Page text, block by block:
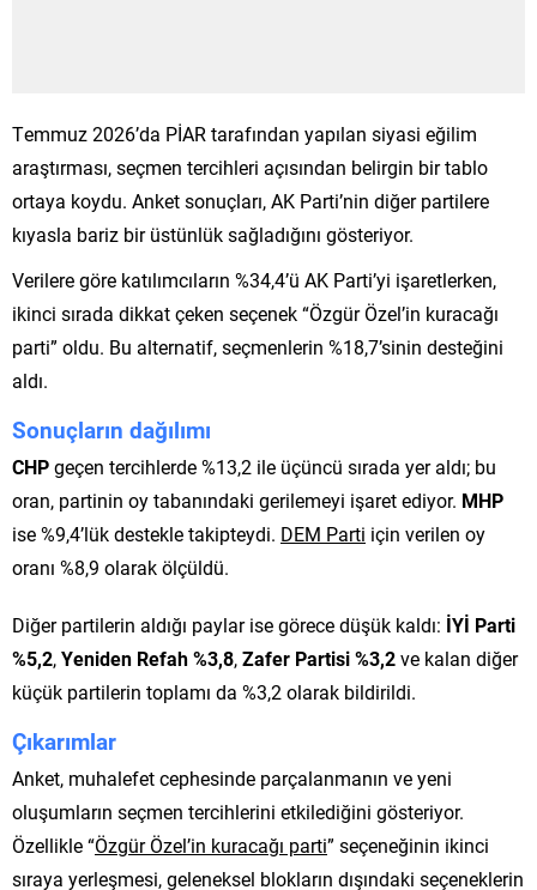
Temmuz 2026’da PİAR tarafından yapılan siyasi eğilim
araştırması, seçmen tercihleri açısından belirgin bir tablo
ortaya koydu. Anket sonuçları, AK Parti’nin diğer partilere
kıyasla bariz bir üstünlük sağladığını gösteriyor.
Verilere göre katılımcıların %34,4’ü AK Parti’yi işaretlerken,
ikinci sırada dikkat çeken seçenek “Özgür Özel’in kuracağı
parti” oldu. Bu alternatif, seçmenlerin %18,7’sinin desteğini
aldı.
Sonuçların dağılımı
CHPgeçen tercihlerde %13,2 ile üçüncü sırada yer aldı; bu
oran, partinin oy tabanındaki gerilemeyi işaret ediyor. MHP
ise %9,4’lük destekle takipteydi. DEM Parti için verilen oy
oranı %8,9 olarak ölçüldü.
Diğer partilerin aldığı paylar ise görece düşük kaldı: İYİ Parti
%5,2,Yeniden Refah %3,8,Zafer Partisi %3,2ve kalan diğer
küçük partilerin toplamı da %3,2 olarak bildirildi.
Çıkarımlar
Anket, muhalefet cephesinde parçalanmanın ve yeni
oluşumların seçmen tercihlerini etkilediğini gösteriyor.
Özellikle “Özgür Özel’in kuracağı parti” seçeneğinin ikinci
sıraya yerleşmesi, geleneksel blokların dışındaki seçeneklerin